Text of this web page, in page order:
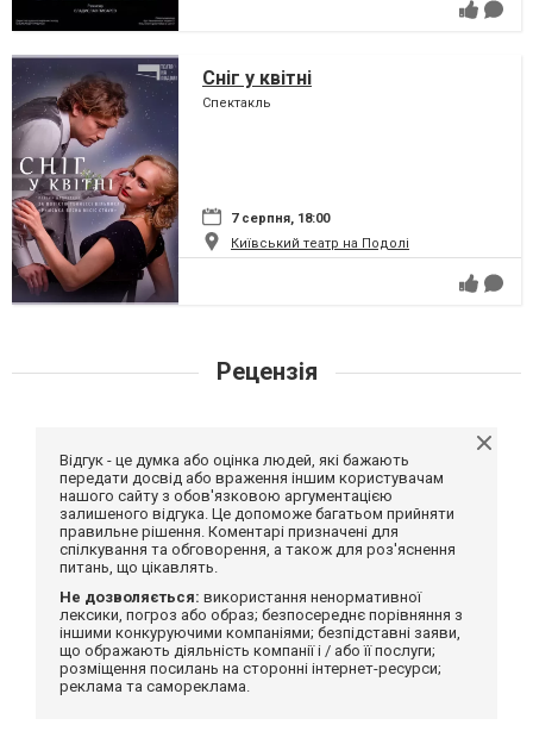
Сніг у квітні
Спектакль
7 серпня, 18:00
Київський театр на Подолі
Рецензія
Відгук - це думка або оцінка людей, які бажають
передати досвід або враження іншим користувачам
нашого сайту з обов'язковою аргументацією
залишеного відгука. Це допоможе багатьом прийняти
правильне рішення. Коментарі призначені для
спілкування та обговорення, а також для роз'яснення
питань, що цікавлять.
Не дозволяється: використання ненормативної
лексики, погроз або образ; безпосереднє порівняння з
іншими конкуруючими компаніями; безпідставні заяви,
що ображають діяльність компанії і / або її послуги;
розміщення посилань на сторонні інтернет-ресурси;
реклама та самореклама.